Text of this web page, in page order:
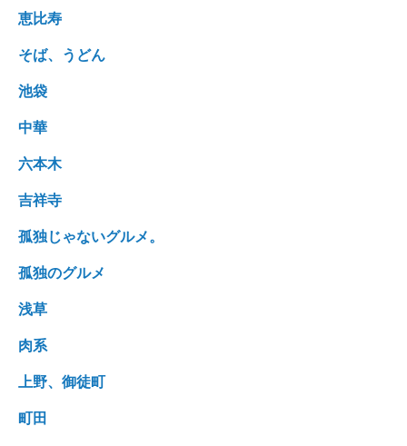
恵比寿
そば、うどん
池袋
中華
六本木
吉祥寺
孤独じゃないグルメ。
孤独のグルメ
浅草
肉系
上野、御徒町
町田